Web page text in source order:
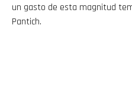
un gasto de esta magnitud
Pantich.